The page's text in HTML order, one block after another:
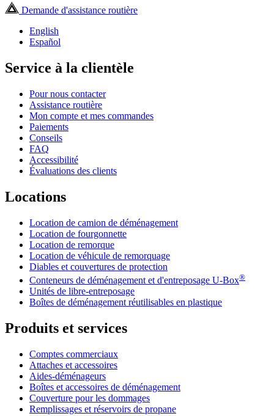
Demande d'assistance routière
English
Español
Service à la clientèle
Pour nous contacter
Assistance routière
Mon compte et mes commandes
Paiements
Conseils
FAQ
Accessibilité
Évaluations des clients
Locations
Location de camion de déménagement
Location de fourgonnette
Location de remorque
Location de véhicule de remorquage
Diables et couvertures de protection
Conteneurs de déménagement et d'entreposage U-Box®
Unités de libre-entreposage
Boîtes de déménagement réutilisables en plastique
Produits et services
Comptes commerciaux
Attaches et accessoires
Aides-déménageurs
Boîtes et accessoires de déménagement
Couverture pour les dommages
Remplissages et réservoirs de propane